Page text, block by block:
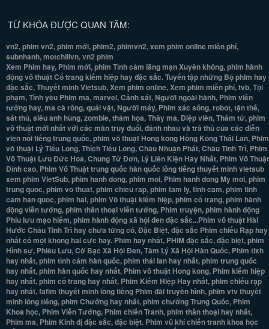
TỪ KHÓA ĐƯỢC QUAN TÂM:
vn2, phim vn2, phim mới, phim2, phimvn2, xem phim online miễn phí,
subnhanh, motchillvn, vn2 phim
Xem Phim hay, Phim mới, phim Tình cảm lãng mạn Xuyên không, phim hành
động võ thuật Cổ trang kiếm hiệp hay đặc sắc. Tuyển tập những Bộ phim hay
đặc sắc, Thuyết minh Vietsub, Xem phim online, Xem phim miễn phí, tvb, Tội
phạm, Tình yêu Phim ma, marvel, Cảnh sát, Người ngoài hành, Phim viễn
tưởng hay, ma cà rồng, quái vật, Người máy, Phim xác sống, robot, tận thế,
sát thủ, siêu anh hùng, zombie, thảm họa, Thây ma, Điệp viên, Thám tử, phim
võ thuật mới nhất với các màn truy đuổi, đánh nhau và trả thù của các diễn
viên nổi tiếng trung quốc, phim võ thuật Hong kong Hồng Kông Thái Lan, Phim
võ thuật Lý Tiểu Long, Thích Tiểu Long, Châu Nhuận Phát, Châu Tinh Trì, Phim
Võ Thuật Lưu Đức Hoa, Chung Tử Đơn, Lý Liên Kiện Hay Nhất, Phim Võ Thuật
Đỉnh cao, Phim Võ Thuật trung quốc hàn quốc lồng tiếng thuyết minh vietsub
xem phim VietSub, phim hanh dong, phim moi, Phim hanh dong My moi, phim
trung quoc, phim vo thuat, phim chieu rap, phim tam ly, tinh cam, phim tinh
cam han quoc, phim hai, phim Võ thuật kiếm hiệp, phim cổ trang, phim hành
động viễn tưởng, phim thần thoại viễn tưởng, Phim truyện, phim hành động
Phiu lưu mạo hiểm, phim hành động xã hội đen đặc sắc...Phim võ thuật Hài
Hước Châu Tinh Trì hay chưa từng có, Đặc Biệt, đặc sắc Phim chiếu Rạp hay
nhất có một không hai cực hay. Phim hay nhất, PHIM đặc sắc, đặc biệt, phim
Hình sự, Phiêu Lưu, Cờ Bạc Xã Hội Đen, Tâm Lý Xã Hội Hàn Quốc, Phim tlxh
hay nhất, phim tình cảm hàn quốc, phim thái lan hay nhất, phim trung quốc
hay nhất, phim hàn quốc hay nhất, Phim võ thuật Hong kong, Phim kiếm hiệp
hay nhất, phim cổ trang hay nhất, Phim Kiếm Hiệp Hay nhất, phim chiếu rạp
hay nhất, fafim thuyết minh lồng tiếng Phim đài truyền hình, phim vtv thuyết
minh lồng tiếng, phim Chưởng hay nhất, phim chưởng Trung Quốc, Phim
Khoa học, Phim Viễn Tưởng, Phim chiến Tranh, phim thần thoại hay nhất,
Phim ma, Phim Kinh dị đặc sắc, đặc biệt. Phim vũ khí chiến tranh khoa học